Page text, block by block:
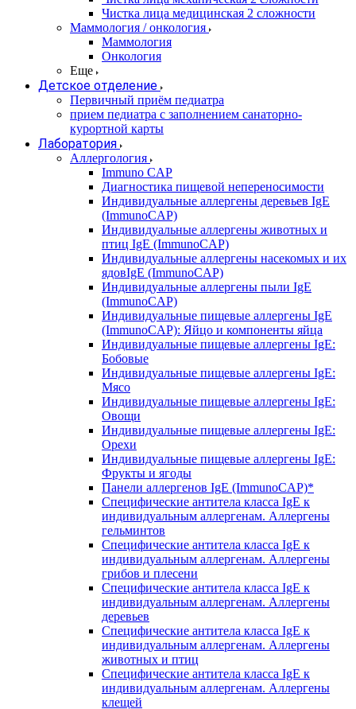
Чистка лица медицинская 2 сложности
Маммология / онкология
Маммология
Онкология
Еще
Детское отделение
Первичный приём педиатра
прием педиатра с заполнением санаторно-
курортной карты
Лаборатория
Аллергология
Immuno CAP
Диагностика пищевой непереносимости
Индивидуальные аллергены деревьев IgE
(ImmunoCAP)
Индивидуальные аллергены животных и
птиц IgE (ImmunoCAP)
Индивидуальные аллергены насекомых и их
ядовIgE (ImmunoCAP)
Индивидуальные аллергены пыли IgE
(ImmunoCAP)
Индивидуальные пищевые аллергены IgE
(ImmunoCAP): Яйцо и компоненты яйца
Индивидуальные пищевые аллергены IgE:
Бобовые
Индивидуальные пищевые аллергены IgE:
Мясо
Индивидуальные пищевые аллергены IgE:
Овощи
Индивидуальные пищевые аллергены IgE:
Орехи
Индивидуальные пищевые аллергены IgE:
Фрукты и ягоды
Панели аллергенов IgE (ImmunoCAP)*
Специфические антитела класса IgE к
индивидуальным аллергенам. Аллергены
гельминтов
Специфические антитела класса IgE к
индивидуальным аллергенам. Аллергены
грибов и плесени
Специфические антитела класса IgE к
индивидуальным аллергенам. Аллергены
деревьев
Специфические антитела класса IgE к
индивидуальным аллергенам. Аллергены
животных и птиц
Специфические антитела класса IgE к
индивидуальным аллергенам. Аллергены
клещей